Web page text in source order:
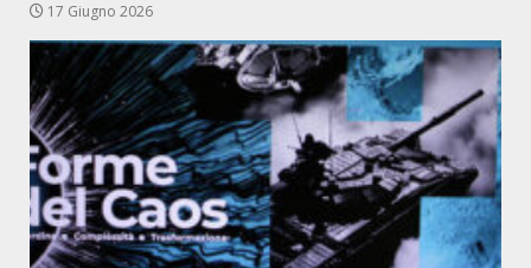
17 Giugno 2026